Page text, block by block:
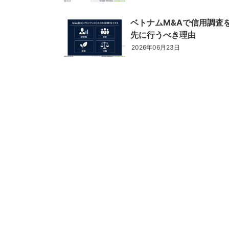
ベトナム進出
会社設立
ベトナムM&Aで信用調査
先に行うべき理由
2026年06月23日